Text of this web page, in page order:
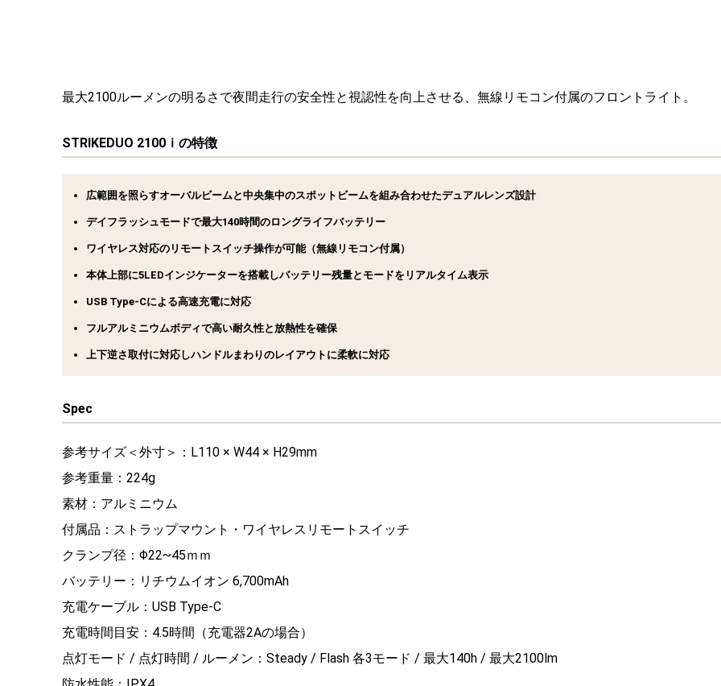
最大2100ルーメンの明るさで夜間走行の安全性と視認性を向上させる、無線リモコン付属のフロントライト。
STRIKEDUO 2100ｉの特徴
広範囲を照らすオーバルビームと中央集中のスポットビームを組み合わせたデュアルレンズ設計
デイフラッシュモードで最大140時間のロングライフバッテリー
ワイヤレス対応のリモートスイッチ操作が可能（無線リモコン付属）
本体上部に5LEDインジケーターを搭載しバッテリー残量とモードをリアルタイム表示
USB Type-Cによる高速充電に対応
フルアルミニウムボディで高い耐久性と放熱性を確保
上下逆さ取付に対応しハンドルまわりのレイアウトに柔軟に対応
Spec
参考サイズ＜外寸＞：L110 × W44 × H29mm
参考重量：224g
素材：アルミニウム
付属品：ストラップマウント・ワイヤレスリモートスイッチ
クランプ径：Φ22~45ｍｍ
バッテリー：リチウムイオン 6,700mAh
充電ケーブル：USB Type-C
充電時間目安：4.5時間（充電器2Aの場合）
点灯モード / 点灯時間 / ルーメン：Steady / Flash 各3モード / 最大140h / 最大2100lm